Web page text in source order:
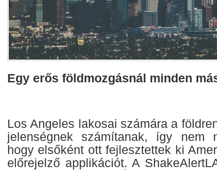
Egy erős földmozgásnál minden
Los Angeles lakosai számára a
jelenségnek számítanak, így nem
hogy elsőként ott fejlesztettek ki
előrejelző applikációt. A